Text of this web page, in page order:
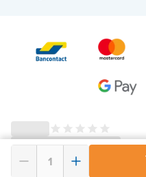
© 2026 - X²O Badezimmer – USt-